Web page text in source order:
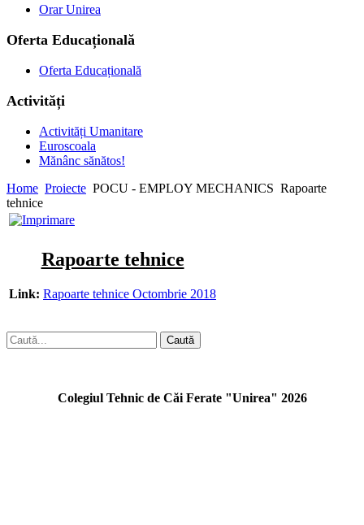
Orar Unirea
Oferta Educațională
Oferta Educațională
Activități
Activități Umanitare
Euroscoala
Mănânc sănătos!
Home Proiecte POCU - EMPLOY MECHANICS Rapoarte
tehnice
Rapoarte tehnice
Link: Rapoarte tehnice Octombrie 2018
Caută
Colegiul Tehnic de Căi Ferate "Unirea" 2026